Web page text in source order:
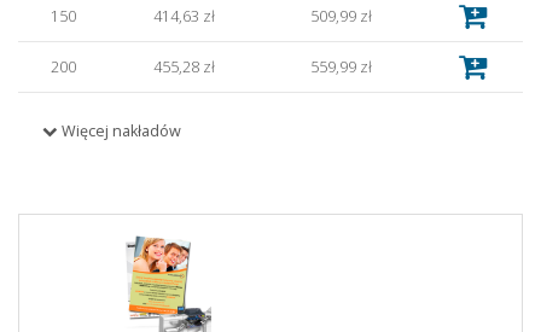
150 414,63 zł 509,99 zł
200 455,28 zł 559,99 zł
350 739,84 zł 910,00 zł
780,49 zł
934,96 zł
Więcej nakładów